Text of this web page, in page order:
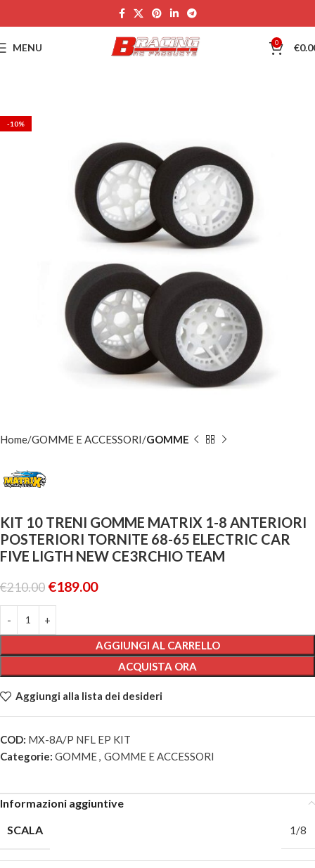
MENU 0 €
-10%
Home GOMME E ACCESSORI GOMME
KIT 10 TRENI GOMME MATRIX 1-8 ANTERIORI
POSTERIORI TORNITE 68-65 ELECTRIC CAR
FIVE LIGTH NEW CE3RCHIO TEAM
€210.00 €189.00
AGGIUNGI AL CARRELLO
ACQUISTA ORA
Aggiungi alla lista dei desideri
COD: MX-8A/P NFL EP KIT
Categorie: GOMME, GOMME E ACCESSORI
Informazioni aggiuntive
SCALA
1/8